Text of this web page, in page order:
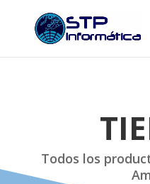
Todos los